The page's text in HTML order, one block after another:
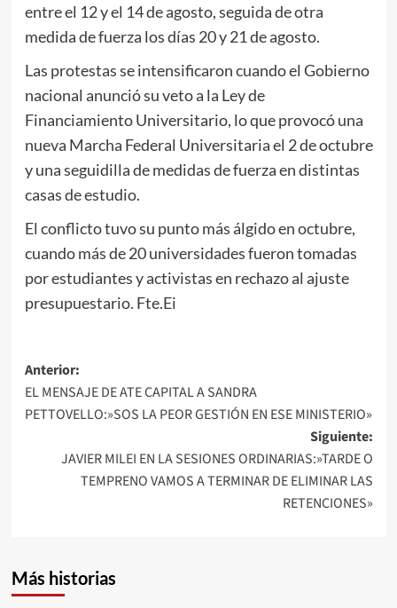
entre el 12 y el 14 de agosto, seguida de otra
medida de fuerza los días 20 y 21 de agosto.
Las protestas se intensificaron cuando el Gobierno
nacional anunció su veto a la Ley de
Financiamiento Universitario, lo que provocó una
nueva Marcha Federal Universitaria el 2 de octubre
y una seguidilla de medidas de fuerza en distintas
casas de estudio.
El conflicto tuvo su punto más álgido en octubre,
cuando más de 20 universidades fueron tomadas
por estudiantes y activistas en rechazo al ajuste
presupuestario. Fte.Ei
Navegación
de
Anterior:
EL MENSAJE DE ATE CAPITAL A SANDRA
PETTOVELLO:»SOS LA PEOR GESTIÓN EN ESE MINISTERIO»
Siguiente:
JAVIER MILEI EN LA SESIONES ORDINARIAS:»TARDE O
TEMPRENO VAMOS A TERMINAR DE ELIMINAR LAS
RETENCIONES»
Más historias